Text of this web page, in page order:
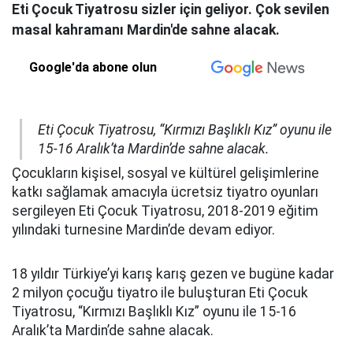
Eti Çocuk Tiyatrosu sizler için geliyor. Çok sevilen
masal kahramanı Mardin'de sahne alacak.
Google'da abone olun
Eti Çocuk Tiyatrosu, “Kırmızı Başlıklı Kız” oyunu ile
15-16 Aralık’ta Mardin’de sahne alacak.
Çocukların kişisel, sosyal ve kültürel gelişimlerine
katkı sağlamak amacıyla ücretsiz tiyatro oyunları
sergileyen Eti Çocuk Tiyatrosu, 2018-2019 eğitim
yılındaki turnesine Mardin’de devam ediyor.
18 yıldır Türkiye’yi karış karış gezen ve bugüne kadar
2 milyon çocuğu tiyatro ile buluşturan Eti Çocuk
Tiyatrosu, “Kırmızı Başlıklı Kız” oyunu ile 15-16
Aralık’ta Mardin’de sahne alacak.